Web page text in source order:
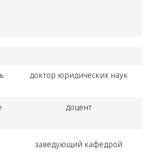
доктор юридических наук
доцент
заведующий кафедрой